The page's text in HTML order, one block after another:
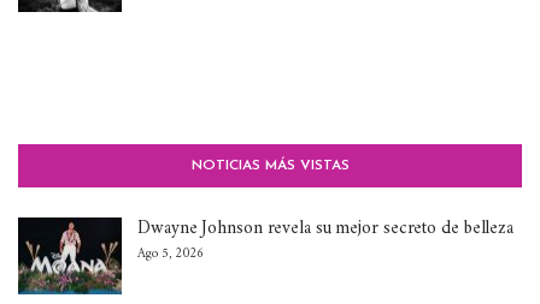
NOTICIAS MÁS VISTAS
Dwayne Johnson revela su mejor secreto de belleza
Ago 5, 2026